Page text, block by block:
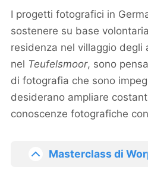
I progetti fotografici in
sostenere su base
residenza nel villaggio degli
nel Teufelsmoor, sono
di fotografia che sono
desiderano ampliare
conoscenze fotografiche
Masterclass di